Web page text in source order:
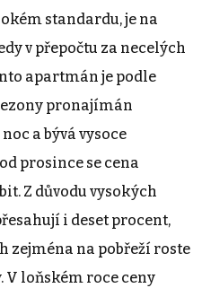
standardu, je na
v přepočtu za necelých
apartmán je podle
pronajímán
a bývá vysoce
prosince se cena
Z důvodu vysokých
i deset procent,
zejména na pobřeží roste
V loňském roce ceny